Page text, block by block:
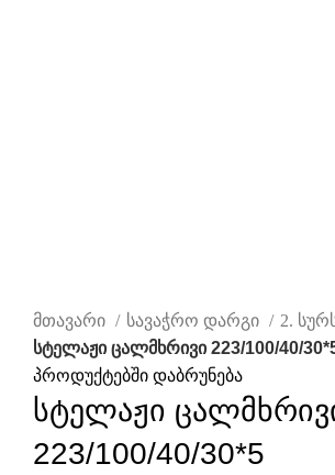
მთავარი
სავაჭრო დარგი
2.
სტელაჟი ცალმხრივი 223/100/40/
პროდუქტებში დაბრუნება
სტელაჟი
223/100/40/30*5